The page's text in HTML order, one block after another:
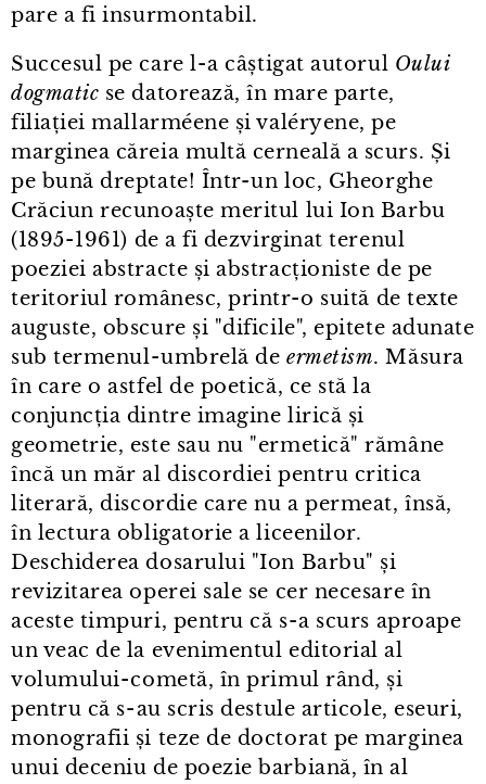
pare a fi insurmontabil.
Succesul pe care l⁠-⁠a câștigat autorul Oului
dogmatic se datorează, în mare parte,
filiației mallarméene și valéryene, pe
marginea căreia multă cerneală a scurs. Și
pe bună dreptate! Într⁠-⁠un loc, Gheorghe
Crăciun recunoaște meritul lui Ion Barbu
(1895⁠-⁠1961) de a fi dezvirginat terenul
poeziei abstracte și abstracționiste de pe
teritoriul românesc, printr⁠-⁠o suită de texte
auguste, obscure și "dificile", epitete adunate
sub termenul⁠-⁠umbrelă deermetism. Măsura
în care o astfel de poetică, ce stă la
conjuncția dintre imagine lirică și
geometrie, este sau nu "ermetică" rămâne
încă un măr al discordiei pentru critica
literară, discordie care nu a permeat, însă,
în lectura obligatorie a liceenilor.
Deschiderea dosarului "Ion Barbu" și
revizitarea operei sale se cer necesare în
aceste timpuri, pentru că s⁠-⁠a scurs aproape
un veac de la evenimentul editorial al
volumului⁠-⁠cometă, în primul rând, și
pentru că s⁠-⁠au scris destule articole, eseuri,
monografii și teze de doctorat pe marginea
unui deceniu de poezie barbiană, în al